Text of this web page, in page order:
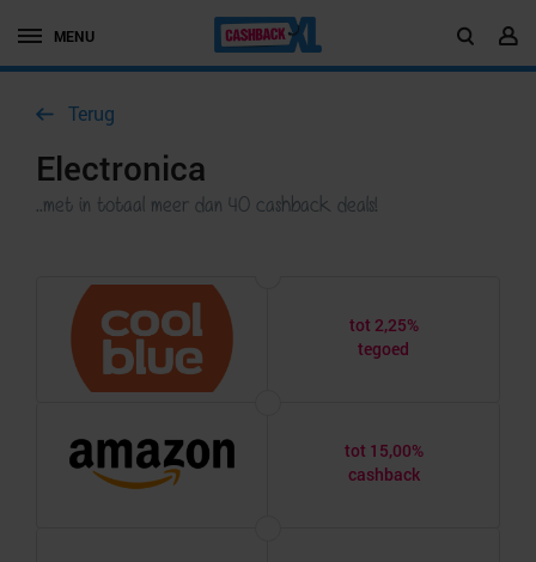
MENU
Terug
Electronica
..met in totaal meer dan 40 cashback deals!
tot 2,25%
tegoed
tot 15,00%
cashback